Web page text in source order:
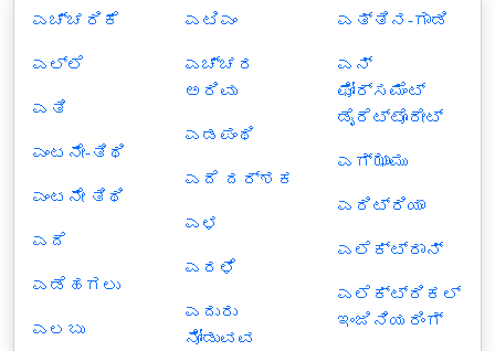
ಎಚ್ಚರಿಕೆ
ಎಲ್ಲೆ
ಎತಿ
ಎಂಟನೇ-ತಿಥಿ
ಎಂಟನೇ ತಿಥಿ
ಎದೆ
ಎಡೆಹಗಲು
ಎಲಬು
ಎಟಿಎಂ
ಎಚ್ಚರ
ಅರಿವು
ಎಡಪಂಥಿ
ಎದೆ ದರ್ಶಕ
ಎಳ
ಎರಳೆ
ಎದುರು
ನೋಡುವವ
ಎತ್ತಿನ-ಗಾಡಿ
ಎನ್
ಫೋರ್ಸಮೆಂಟ್
ಡೈರೆಟ್ಟೊರೇಟ್
ಎಗ್ಝಾಮು
ಎರಿಟ್ರಿಯಾ
ಎಲೆಕ್ಟ್ರಾನ್
ಎಲೆಕ್ಟ್ರಿಕಲ್
ಇಂಜಿನಿಯರಿಂಗ್